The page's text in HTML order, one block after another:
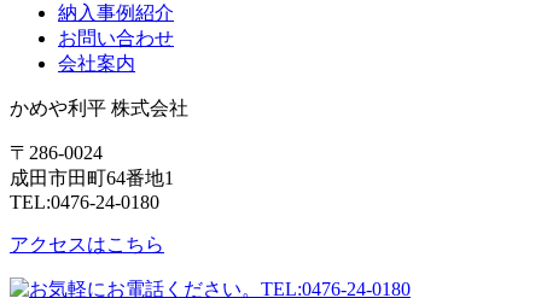
納入事例紹介
お問い合わせ
会社案内
かめや利平 株式会社
〒286-0024
成田市田町64番地1
TEL:0476-24-0180
アクセスはこちら